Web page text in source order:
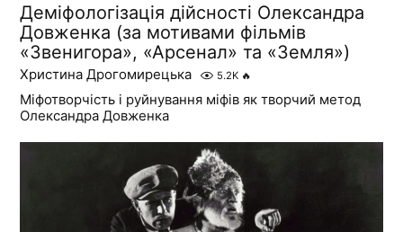
Деміфологізація дійсності Олександра
Довженка (за мотивами фільмів
«Звенигора», «Арсенал» та «Земля»)
Христина Дрогомирецька 5.2K 🔥
Міфотворчість і руйнування міфів як творчий метод
Олександра Довженка